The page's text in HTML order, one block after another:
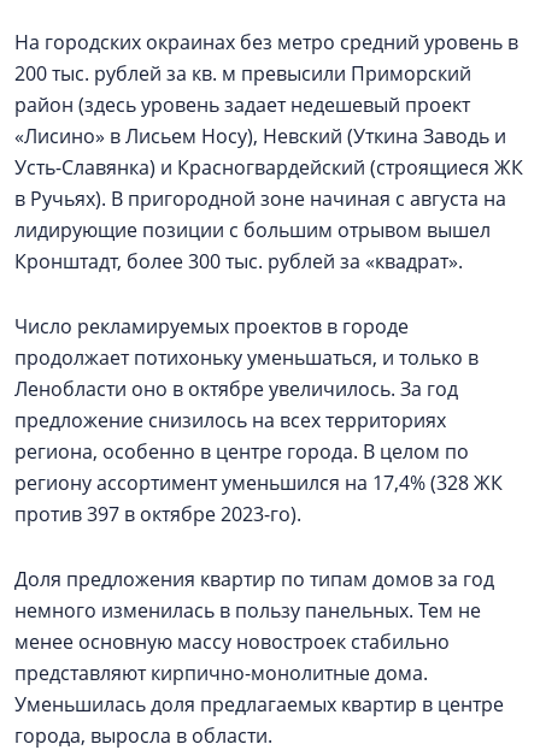
На городских окраинах без метро средний уровень в
200 тыс. рублей за кв. м превысили Приморский
район (здесь уровень задает недешевый проект
«Лисино» в Лисьем Носу), Невский (Уткина Заводь и
Усть-Славянка) и Красногвардейский (строящиеся ЖК
в Ручьях). В пригородной зоне начиная с августа на
лидирующие позиции с большим отрывом вышел
Кронштадт, более 300 тыс. рублей за «квадрат».
Число рекламируемых проектов в городе
продолжает потихоньку уменьшаться, и только в
Ленобласти оно в октябре увеличилось. За год
предложение снизилось на всех территориях
региона, особенно в центре города. В целом по
региону ассортимент уменьшился на 17,4% (328 ЖК
против 397 в октябре 2023-го).
Доля предложения квартир по типам домов за год
немного изменилась в пользу панельных. Тем не
менее основную массу новостроек стабильно
представляют кирпично-монолитные дома.
Уменьшилась доля предлагаемых квартир в центре
города, выросла в области.